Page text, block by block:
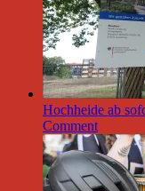
Hochheide ab
Comment